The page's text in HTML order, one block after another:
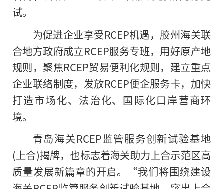
试。
为促进企业享受RCEP机遇，胶州海关联
合地方政府成立RCEP服务专班，用好原产地
规则，聚焦RCEP贸易便利化规则，建立重点
企业联络制度，发放RCEP便企服务卡，加快
打造市场化、法治化、国际化口岸营商环
境。
青岛海关RCEP监管服务创新试验基地
(上合)揭牌，也标志着海关助力上合示范区高
质量发展新篇章的开启。“我们将围绕建设